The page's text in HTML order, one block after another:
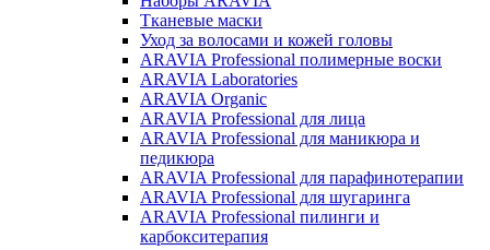
Тканевые маски
Уход за волосами и кожей головы
ARAVIA Professional полимерные воски
ARAVIA Laboratories
ARAVIA Organic
ARAVIA Professional для лица
ARAVIA Professional для маникюра и
педикюра
ARAVIA Professional для парафинотерапии
ARAVIA Professional для шугаринга
ARAVIA Professional пилинги и
карбокситерапия